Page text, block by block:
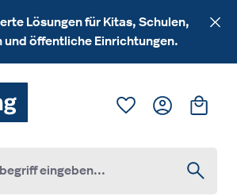
Lösungen für Kitas, Schulen,
und öffentliche Einrichtungen.
Du hast 0